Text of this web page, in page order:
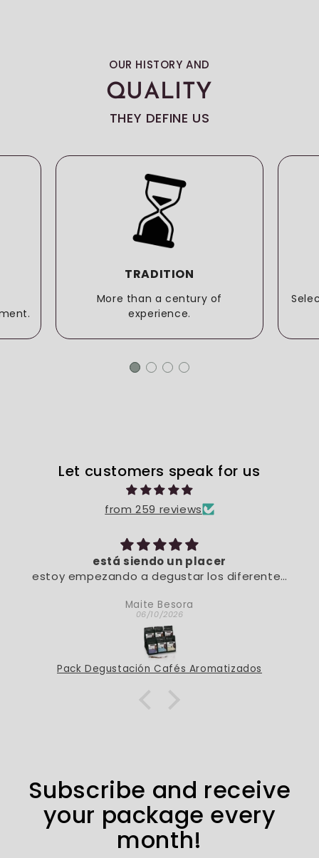
OUR HISTORY AND
QUALITY
THEY DEFINE US
TRADITION
More than a century of
experience.
Let customers speak for us
from 259 reviews
está siendo un placer
estoy empezando a degustar los diferentes
Maite Besora
06/10/2026
Pack Degustación Cafés Aromatizados
Subscribe and receive
your package every
month!